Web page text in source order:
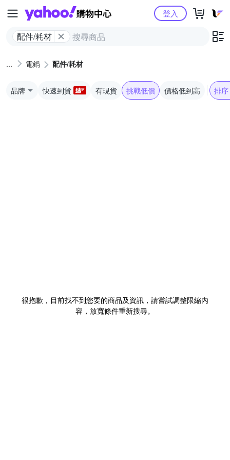
Yahoo購物中心
配件/耗材
登入
電鍋 配件/耗材
品牌 快速到貨 有現貨 挑戰低價 價格低到高 排序
很抱歉，目前找不到您要的商品及資訊，請嘗試調整限縮內
容，放寬條件重新搜尋。